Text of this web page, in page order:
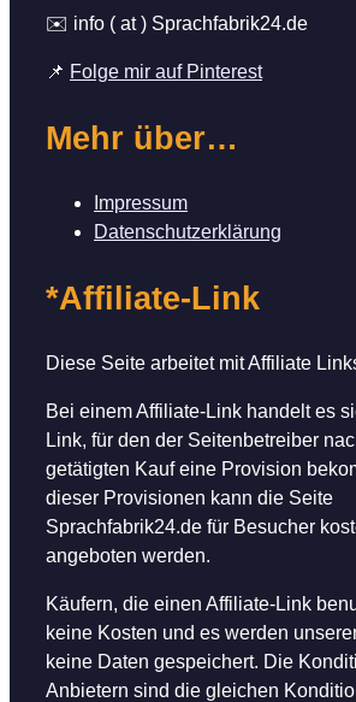
✉️ info ( at ) Sprachfabrik24.de
📌 Folge mir auf Pinterest
Mehr über…
Impressum
Datenschutzerklärung
*Affiliate-Link
Diese Seite arbeitet mit Affiliate
Bei einem Affiliate-Link handelt es
Link, für den der Seitenbetreiber
getätigten Kauf eine Provision
dieser Provisionen kann die Seite
Sprachfabrik24.de für Besucher
angeboten werden.
Käufern, die einen Affiliate-Link
keine Kosten und es werden
keine Daten gespeichert. Die
Anbietern sind die gleichen